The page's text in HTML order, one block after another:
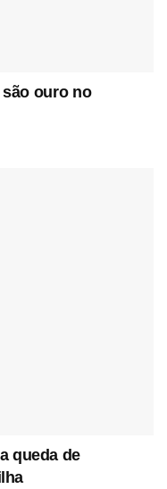
são ouro no
queda de